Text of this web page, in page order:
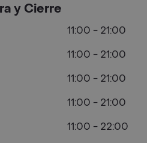
y Cierre
11:00 - 21:00
11:00 - 21:00
11:00 - 21:00
11:00 - 21:00
11:00 - 22:00